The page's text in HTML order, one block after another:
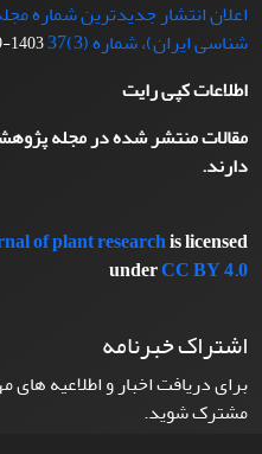
اعلان انتشار جدیدترین شماره
شناسی ایران)، شماره (3)37
1403-09-04
اطلاعات کپی رایت
مقالات منتشر شده در مجله
دارند.
of plant researchis licensed
underCC BY 4.0
اشتراک خبرنامه
برای دریافت اخبار و اطلاعیه
مشترک شوید.